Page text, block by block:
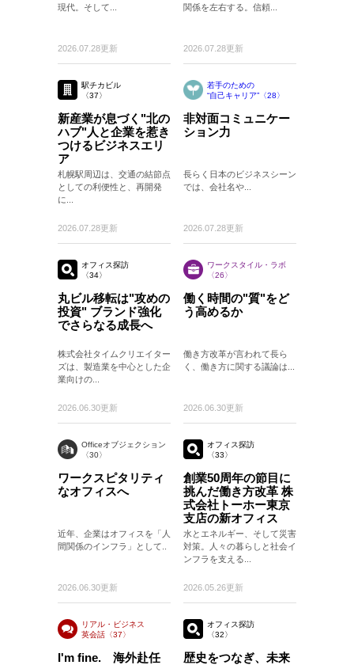
現代。そして...
2026.07.28更新
関係を左右する。信頼...
2026.07.28更新
駅チカビル
〈37〉
新産業が息づく"北の
ハブ"人と企業を惹き
つけるビジネスエリ
ア
札幌駅周辺は、交通の結節点
としての利便性と、再開発
に...
2026.07.28更新
若手のための
“自己キャリア”〈28〉
非対面コミュニケー
ション力
長らく日本のビジネスシーン
では、会社名や...
2026.07.28更新
オフィス探訪
〈34〉
丸ビル移転は"攻めの
投資" ブランド強化
でさらなる成長へ
株式会社タイムクリエイター
ズは、製造業を中心とした企
業向けの...
2026.06.30更新
ワークスタイル・ラボ
〈26〉
働く時間の"質"をど
う高めるか
働き方改革が言われて長ら
く、働き方に関する議論は...
2026.06.30更新
Officeオブジェクション
〈30〉
ワークスピタリティ
なオフィスへ
近年、企業はオフィスを「人
間関係のインフラ」として..
2026.06.30更新
オフィス探訪
〈33〉
創業50周年の節目に
挑んだ働き方改革 株
式会社トーホー東京
支店の新オフィス
水とエネルギー、そして災害
対策。人々の暮らしと社会イ
ンフラを支える...
2026.05.26更新
リアル・ビジネス
英会話〈37〉
I'm fine. 海外赴任
オフィス探訪
〈32〉
歴史をつなぎ、未来